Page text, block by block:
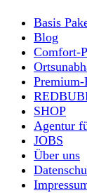
Basis
Blog
Comfort-
Premium-
SHOP
Agentur
JOBS
Über uns